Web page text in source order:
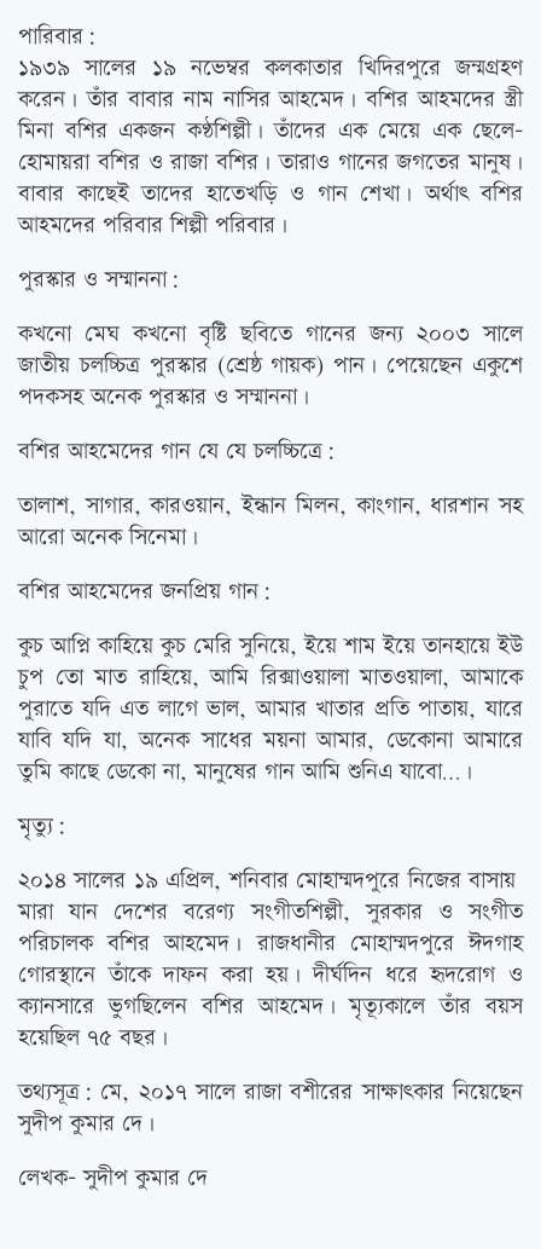
পারিবার:
১৯৩৯ সালের ১৯ নভেম্বর কলকাতার খিদিরপুরে জন্মগ্রহণ
করেন। তাঁর বাবার নাম নাসির আহমেদ। বশির আহমদের স্ত্রী
মিনা বশির একজন কণ্ঠশিল্পী। তাঁদের এক মেয়ে এক ছেলে-
হোমায়রা বশির ও রাজা বশির। তারাও গানের জগতের মানুষ।
বাবার কাছেই তাদের হাতেখড়ি ও গান শেখা। অর্থাৎ বশির
আহমদের পরিবার শিল্পী পরিবার।
পুরস্কার ও সম্মাননা:
কখনো মেঘ কখনো বৃষ্টি ছবিতে গানের জন্য ২০০৩ সালে
জাতীয় চলচ্চিত্র পুরস্কার (শ্রেষ্ঠ গায়ক) পান। পেয়েছেন একুশে
পদকসহ অনেক পুরস্কার ও সম্মাননা।
বশির আহমেদের গান যে যে চলচ্চিত্রে:
তালাশ, সাগার, কারওয়ান, ইন্ধান মিলন, কাংগান, ধারশান সহ
আরো অনেক সিনেমা।
বশির আহমেদের জনপ্রিয় গান:
কুচ আপ্নি কাহিয়ে কুচ মেরি সুনিয়ে, ইয়ে শাম ইয়ে তানহায়ে ইউ
চুপ তো মাত রাহিয়ে, আমি রিক্সাওয়ালা মাতওয়ালা, আমাকে
পুরাতে যদি এত লাগে ভাল, আমার খাতার প্রতি পাতায়, যারে
যাবি যদি যা, অনেক সাধের ময়না আমার, ডেকোনা আমারে
তুমি কাছে ডেকো না, মানুষের গান আমি শুনিএ যাবো…।
মৃত্যু:
২০১৪ সালের ১৯ এপ্রিল, শনিবার মোহাম্মদপুরে নিজের বাসায়
মারা যান দেশের বরেণ্য সংগীতশিল্পী, সুরকার ও সংগীত
পরিচালক বশির আহমেদ। রাজধানীর মোহাম্মদপুরে ঈদগাহ
গোরস্থানে তাঁকে দাফন করা হয়। দীর্ঘদিন ধরে হৃদরোগ ও
ক্যানসারে ভুগছিলেন বশির আহমেদ। মৃত্যূকালে তাঁর বয়স
হয়েছিল ৭৫ বছর।
তথ্যসূত্র: মে, ২০১৭ সালে রাজা বশীরের সাক্ষাৎকার নিয়েছেন
সুদীপ কুমার দে।
লেখক- সুদীপ কুমার দে